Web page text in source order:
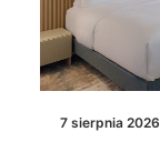
7 sierpnia 2026